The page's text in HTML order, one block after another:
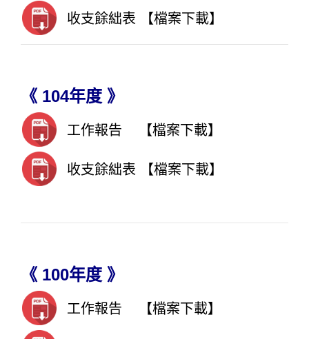
收支餘絀表 【檔案下載】
《 104年度 》
工作報告 【檔案下載】
收支餘絀表 【檔案下載】
《 100年度 》
工作報告 【檔案下載】